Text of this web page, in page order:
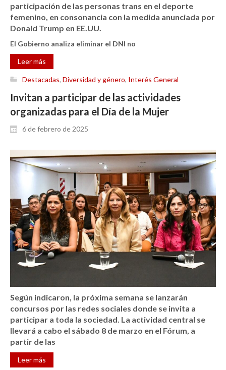
participación de las personas trans en el deporte
femenino, en consonancia con la medida anunciada por
Donald Trump en EE.UU.
El Gobierno analiza eliminar el DNI no
Leer más
Destacadas, Diversidad y género, Interés General
Invitan a participar de las actividades
organizadas para el Día de la Mujer
6 de febrero de 2025
Según indicaron, la próxima semana se lanzarán
concursos por las redes sociales donde se invita a
participar a toda la sociedad. La actividad central se
llevará a cabo el sábado 8 de marzo en el Fórum, a
partir de las
Leer más